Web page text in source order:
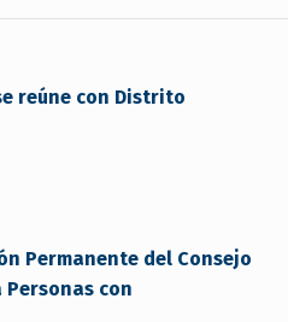
reúne con Distrito
Permanente del Consejo
con